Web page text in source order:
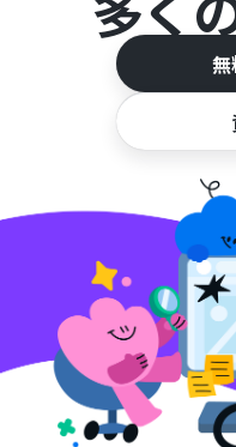
無